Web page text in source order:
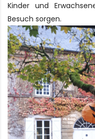
Kinder und
Besuch sorgen.